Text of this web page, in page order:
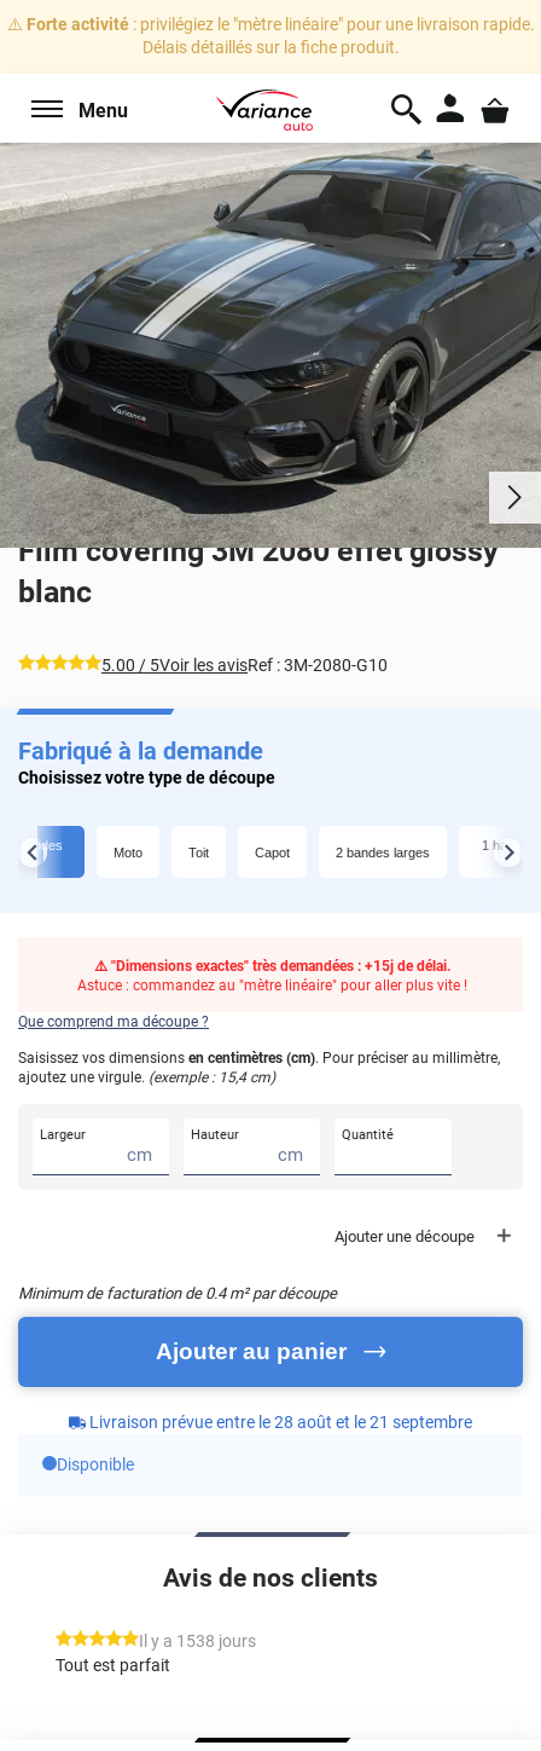
⚠️ Forte activité: privilégiez le "mètre linéaire" pour une livraison rapide.
Délais détaillés sur la fiche produit.
Menu
Film covering 3M 2080 effet glossy
blanc
*****
5.00 / 5Voir les avisRef :3M-2080-G10
Fabriqué à la demande
Choisissez votre type de découpe
2 bandes
Moto Toit Capot 2 bandes larges 1 bande
⚠️ "Dimensions exactes" très demandées : +15j de délai.
Astuce : commandez au "mètre linéaire" pour aller plus vite !
Que comprend ma découpe ?
Saisissez vos dimensions en centimètres (cm). Pour préciser au millimètre,
ajoutez une virgule. (exemple : 15,4 cm)
Largeur
cm
Hauteur
cm
Quantité
Ajouter une découpe
Minimum de facturation de 0.4m² par découpe
Ajouter au panier
Livraison prévue entre le 28 août et le 21 septembre
Disponible
Avis de nos clients
*****
Il y a 1538 jours
Tout est parfait